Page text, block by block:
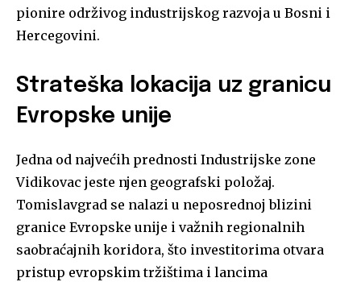
pionire održivog industrijskog razvoja u Bosni i
Hercegovini.
Strateška lokacija uz granicu
Evropske unije
Jedna od najvećih prednosti Industrijske zone
Vidikovac jeste njen geografski položaj.
Tomislavgrad se nalazi u neposrednoj blizini
granice Evropske unije i važnih regionalnih
saobraćajnih koridora, što investitorima otvara
pristup evropskim tržištima i lancima